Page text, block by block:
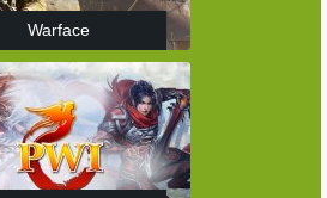
Warface